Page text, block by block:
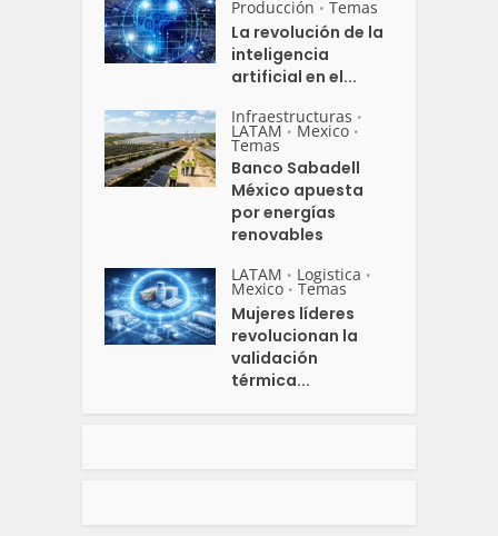
Producción • Temas
La revolución de la
inteligencia
artificial en el...
Infraestructuras •
LATAM • Mexico •
Temas
Banco Sabadell
México apuesta
por energías
renovables
LATAM • Logistica •
Mexico • Temas
Mujeres líderes
revolucionan la
validación
térmica...